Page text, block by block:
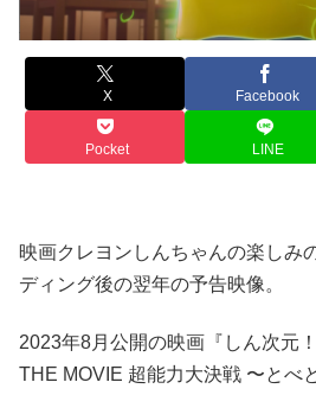
X Facebook
Pocket LINE
映画クレヨンしんちゃんの楽しみ
ディング後の翌年の予告映像。
2023年8月公開の映画『しん次元！
THE MOVIE 超能力大決戦 〜とべ